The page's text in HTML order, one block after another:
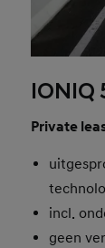
IONIQ
Private
incl.
geen